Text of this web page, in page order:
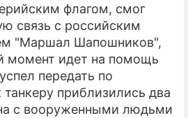
флагом, смог
связь с российским
"Маршал Шапошников",
момент идет на помощь
передать по
танкеру приблизились два
с вооруженными людьми